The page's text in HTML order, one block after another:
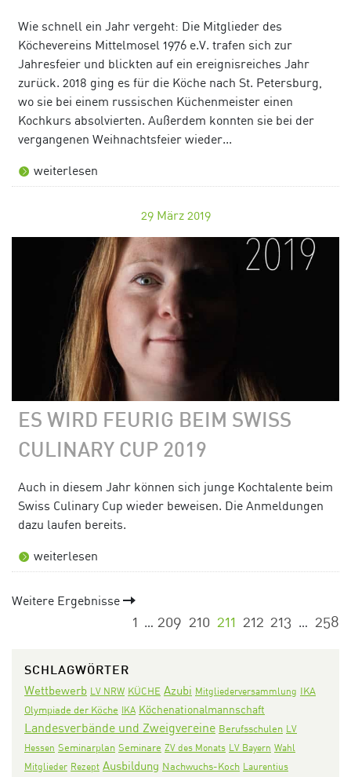
Wie schnell ein Jahr vergeht: Die Mitglieder des
Köchevereins Mittelmosel 1976 e.V. trafen sich zur
Jahresfeier und blickten auf ein ereignisreiches Jahr
zurück. 2018 ging es für die Köche nach St. Petersburg,
wo sie bei einem russischen Küchenmeister einen
Kochkurs absolvierten. Außerdem konnten sie bei der
vergangenen Weihnachtsfeier wieder...
weiterlesen
29 März 2019
ES WIRD FEURIG BEIM SWISS
CULINARY CUP 2019
Auch in diesem Jahr können sich junge Kochtalente beim
Swiss Culinary Cup wieder beweisen. Die Anmeldungen
dazu laufen bereits.
weiterlesen
Weitere Ergebnisse
1 … 209 210 211 212 213 … 258
SCHLAGWÖRTER
Wettbewerb LV NRW KÜCHE Azubi Mitgliederversammlung IKA
Olympiade der Köche IKA Köchenationalmannschaft
Landesverbände und Zweigvereine Berufsschulen LV
Hessen Seminarplan Seminare ZV des Monats LV Bayern Wahl
Mitglieder Rezept Ausbildung Nachwuchs-Koch Laurentius